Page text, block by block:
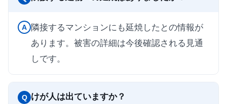
A 隣接するマンションにも延焼したとの情報が
あります。被害の詳細は今後確認される見通
しです。
Q けが人は出ていますか？